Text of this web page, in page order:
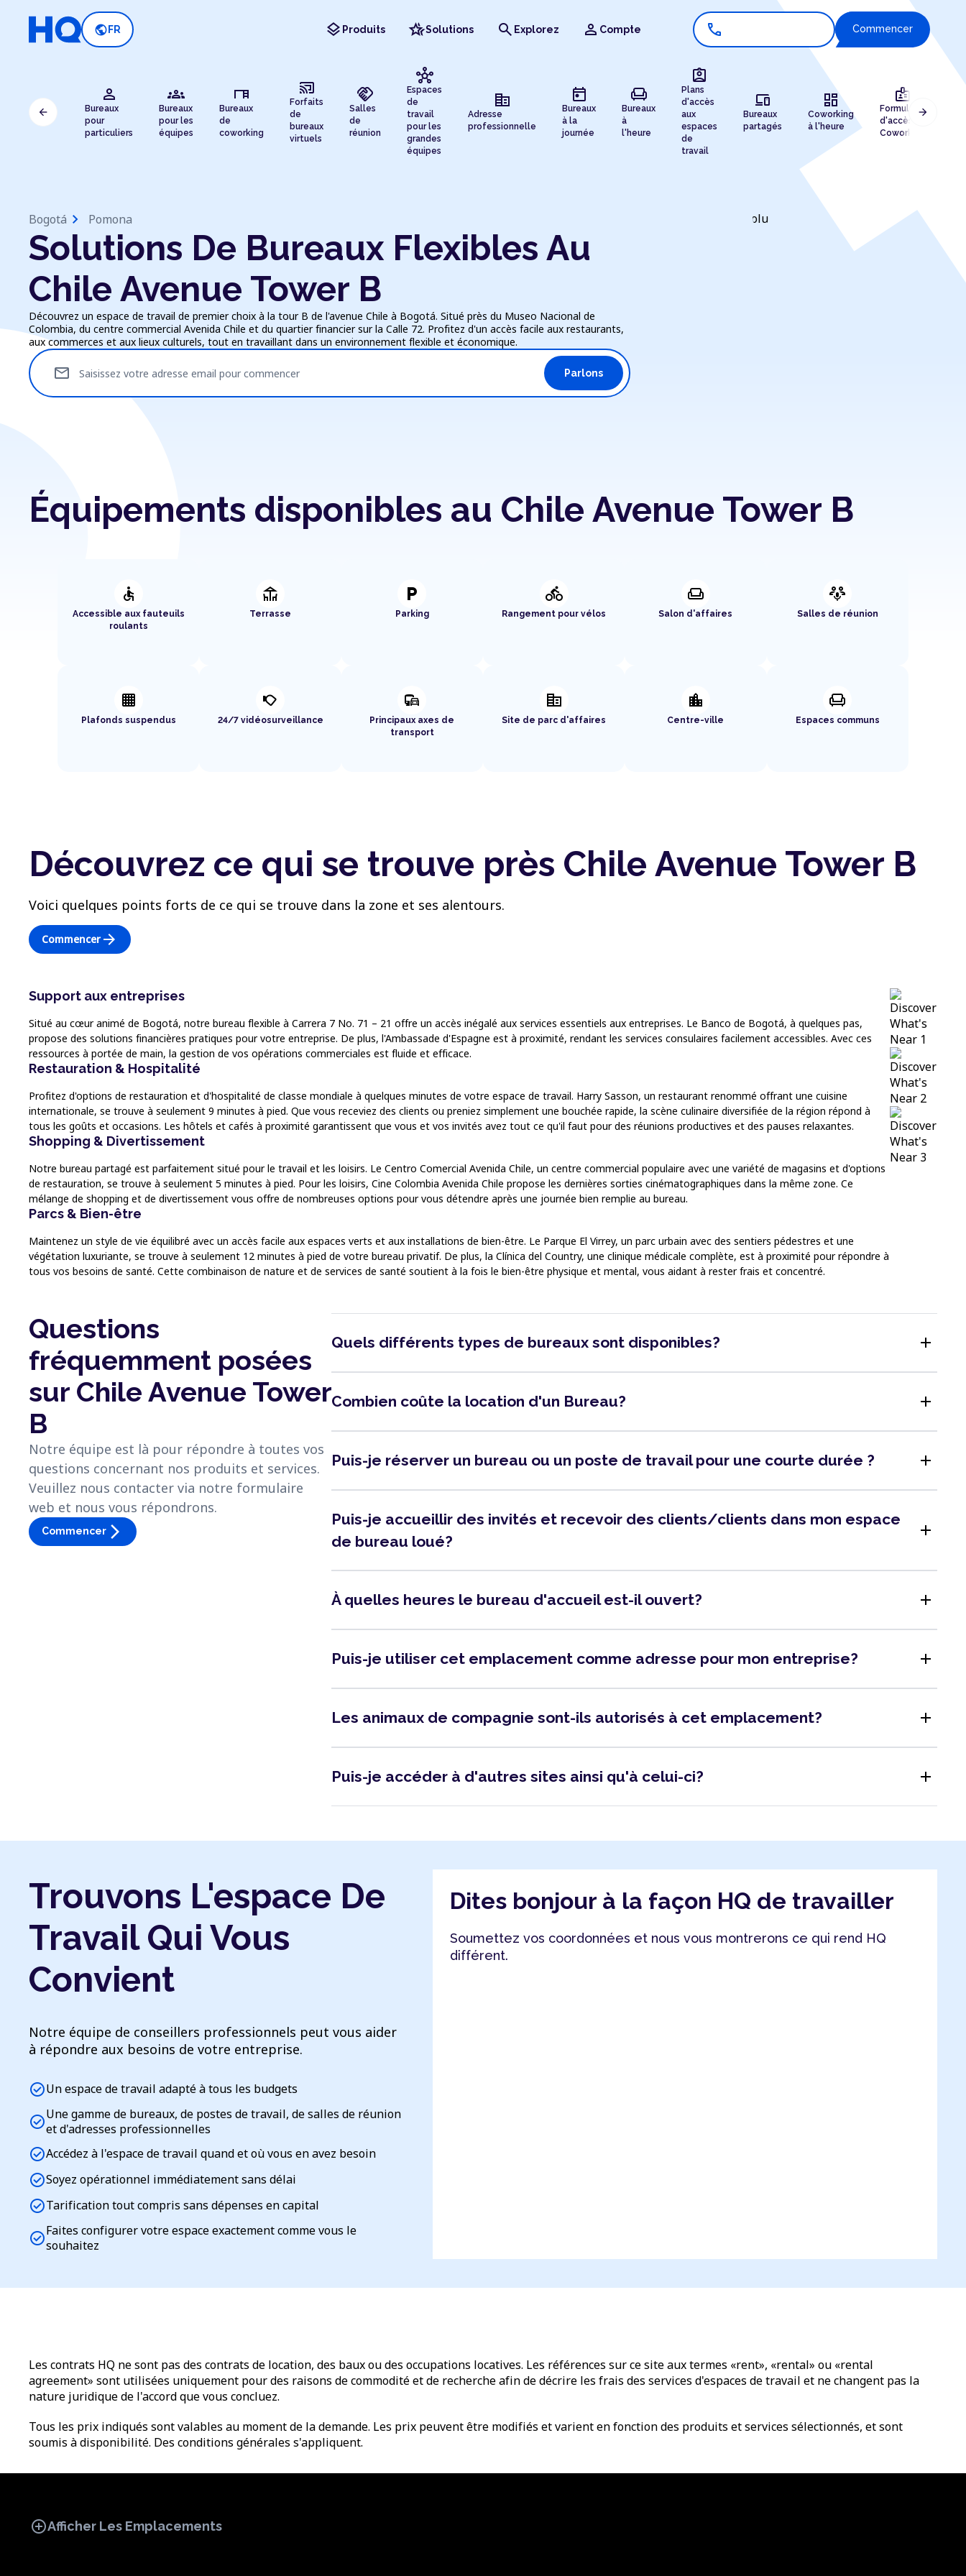
public FR layers Produits hotel_classSolutions search Explorez person Compte call Commencer
person
Bureaux
pour
particuliers
groups
Bureaux
pour les
équipes
desk
Bureaux
de
coworking
cast_connected
Forfaits
de
bureaux
virtuels
handshake
Salles
de
réunion
hub
Espaces
de
travail
pour les
grandes
équipes
corporate_fare
Adresse
professionnelle
today
Bureaux
à la
journée
chair
Bureaux
à
l'heure
assignment_ind
Plans
d'accès
aux
espaces
de
travail
devices
Bureaux
partagés
dashboard
Coworking
à l'heure
badge
Formules
d'accès au
Coworking
arrow_back arrow_forward
Bogotá chevron_right Pomona
Solutions De Bureaux Flexibles Au
Chile Avenue Tower B
Découvrez un espace de travail de premier choix à la tour B de l'avenue Chile à Bogotá. Situé près du Museo Nacional de
Colombia, du centre commercial Avenida Chile et du quartier financier sur la Calle 72. Profitez d'un accès facile aux restaurants,
aux commerces et aux lieux culturels, tout en travaillant dans un environnement flexible et économique.
Saisissez votre adresse email pour commencer
mail Parlons
Équipements disponibles au Chile Avenue Tower B
accessible
Accessible aux fauteuils
roulants
deck
Terrasse
local_parking
Parking
directions_bike
Rangement pour vélos
weekend
Salon d'affaires
adaptive_audio_mic
Salles de réunion
background_grid_small
Plafonds suspendus
nest_cam_outdoor
24/7 vidéosurveillance
commute
Principaux axes de
transport
corporate_fare
Site de parc d'affaires
location_city
Centre-ville
chair
Espaces communs
Découvrez ce qui se trouve près Chile Avenue Tower B
Voici quelques points forts de ce qui se trouve dans la zone et ses alentours.
Commencerarrow_forward
Support aux entreprises
Situé au cœur animé de Bogotá, notre bureau flexible à Carrera 7 No. 71 – 21 offre un accès inégalé aux services essentiels aux entreprises. Le Banco de Bogotá, à quelques pas,
propose des solutions financières pratiques pour votre entreprise. De plus, l'Ambassade d'Espagne est à proximité, rendant les services consulaires facilement accessibles. Avec ces
ressources à portée de main, la gestion de vos opérations commerciales est fluide et efficace.
Restauration & Hospitalité
Profitez d'options de restauration et d'hospitalité de classe mondiale à quelques minutes de votre espace de travail. Harry Sasson, un restaurant renommé offrant une cuisine
internationale, se trouve à seulement 9 minutes à pied. Que vous receviez des clients ou preniez simplement une bouchée rapide, la scène culinaire diversifiée de la région répond à
tous les goûts et occasions. Les hôtels et cafés à proximité garantissent que vous et vos invités avez tout ce qu'il faut pour des réunions productives et des pauses relaxantes.
Shopping & Divertissement
Notre bureau partagé est parfaitement situé pour le travail et les loisirs. Le Centro Comercial Avenida Chile, un centre commercial populaire avec une variété de magasins et d'options
de restauration, se trouve à seulement 5 minutes à pied. Pour les loisirs, Cine Colombia Avenida Chile propose les dernières sorties cinématographiques dans la même zone. Ce
mélange de shopping et de divertissement vous offre de nombreuses options pour vous détendre après une journée bien remplie au bureau.
Parcs & Bien-être
Maintenez un style de vie équilibré avec un accès facile aux espaces verts et aux installations de bien-être. Le Parque El Virrey, un parc urbain avec des sentiers pédestres et une
végétation luxuriante, se trouve à seulement 12 minutes à pied de votre bureau privatif. De plus, la Clínica del Country, une clinique médicale complète, est à proximité pour répondre à
tous vos besoins de santé. Cette combinaison de nature et de services de santé soutient à la fois le bien-être physique et mental, vous aidant à rester frais et concentré.
Questions
fréquemment posées
sur Chile Avenue Tower
B
Notre équipe est là pour répondre à toutes vos
questions concernant nos produits et services.
Veuillez nous contacter via notre formulaire
web et nous vous répondrons.
Commencer arrow_forward_ios
Quels différents types de bureaux sont disponibles? add
Combien coûte la location d'un Bureau? add
Puis-je réserver un bureau ou un poste de travail pour une courte durée ? add
Puis-je accueillir des invités et recevoir des clients/clients dans mon espace
de bureau loué?
add
À quelles heures le bureau d'accueil est-il ouvert? add
Puis-je utiliser cet emplacement comme adresse pour mon entreprise? add
Les animaux de compagnie sont-ils autorisés à cet emplacement? add
Puis-je accéder à d'autres sites ainsi qu'à celui-ci? add
Trouvons L'espace De
Travail Qui Vous
Convient
Notre équipe de conseillers professionnels peut vous aider
à répondre aux besoins de votre entreprise.
check_circleUn espace de travail adapté à tous les budgets
check_circleUne gamme de bureaux, de postes de travail, de salles de réunion
et d'adresses professionnelles
check_circleAccédez à l'espace de travail quand et où vous en avez besoin
check_circleSoyez opérationnel immédiatement sans délai
check_circleTarification tout compris sans dépenses en capital
check_circleFaites configurer votre espace exactement comme vous le
souhaitez
Dites bonjour à la façon HQ de travailler
Soumettez vos coordonnées et nous vous montrerons ce qui rend HQ
différent.
Les contrats HQ ne sont pas des contrats de location, des baux ou des occupations locatives. Les références sur ce site aux termes «rent», «rental» ou «rental
agreement» sont utilisées uniquement pour des raisons de commodité et de recherche afin de décrire les frais des services d'espaces de travail et ne changent pas la
nature juridique de l'accord que vous concluez.
Tous les prix indiqués sont valables au moment de la demande. Les prix peuvent être modifiés et varient en fonction des produits et services sélectionnés, et sont
soumis à disponibilité. Des conditions générales s'appliquent.
add_circleAfficher Les Emplacements